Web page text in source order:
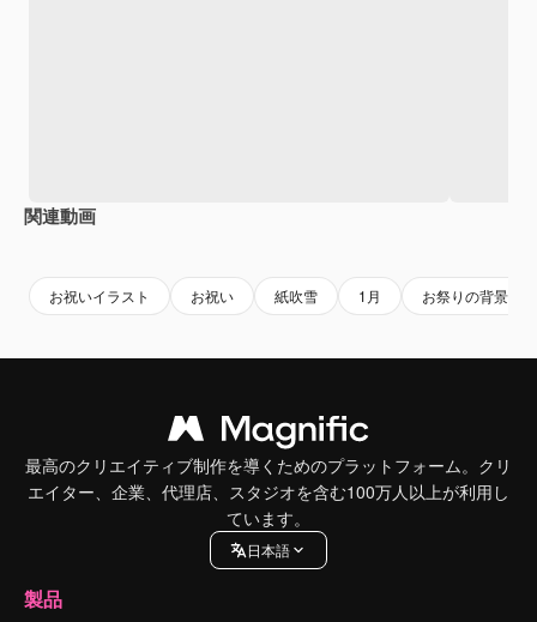
関連動画
お祝いイラスト お祝い 紙吹雪 1月 お祭りの背景
最高のクリエイティブ制作を導くためのプラットフォーム。クリ
エイター、企業、代理店、スタジオを含む100万人以上が利用し
ています。
日本語
製品